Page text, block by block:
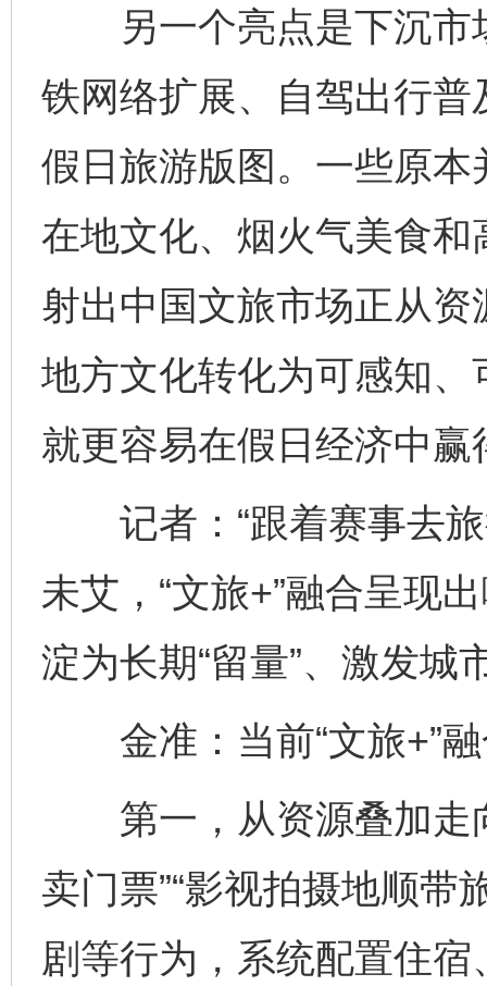
另一个亮点是下沉市
铁网络扩展、自驾出行
假日旅游版图。一些原
在地文化、烟火气美食和
射出中国文旅市场正从
地方文化转化为可感知
就更容易在假日经济中赢
记者：“跟着赛事去旅
未艾，“文旅+”融合呈现
淀为长期“留量”、激发城
金准：当前“文旅+”融
第一，从资源叠加走
卖门票”“影视拍摄地顺带
剧等行为，系统配置住